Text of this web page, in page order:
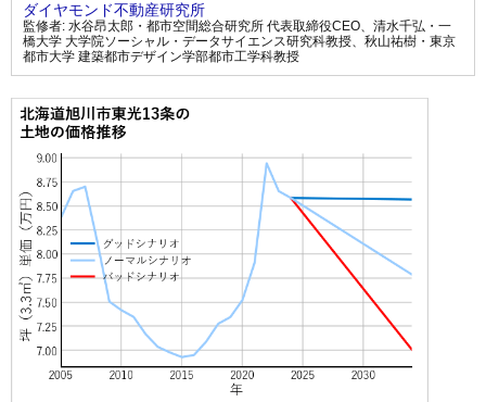
ダイヤモンド不動産研究所
監修者: 水谷昂太郎・都市空間総合研究所 代表取締役CEO、 清水千弘・一
橋大学 大学院ソーシャル・データサイエンス研究科教授、 秋山祐樹・東京
都市大学 建築都市デザイン学部都市工学科教授